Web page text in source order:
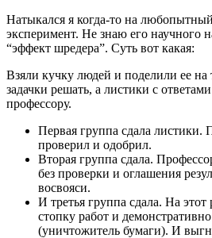
Натыкался я когда-то на
эксперимент. Не знаю его научного
“эффект шредера”. Суть вот какая:
Взяли кучку людей и поделили ее
задачки решать, а листики с
профессору.
Первая группа сдала листики.
проверил и одобрил.
Вторая группа сдала.
без проверки и оглашения
восвояси.
И третья группа сдала. На этот
стопку работ и
(уничтожитель бумаги). И